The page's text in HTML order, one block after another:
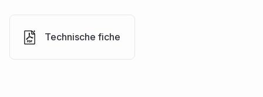
Technische fiche